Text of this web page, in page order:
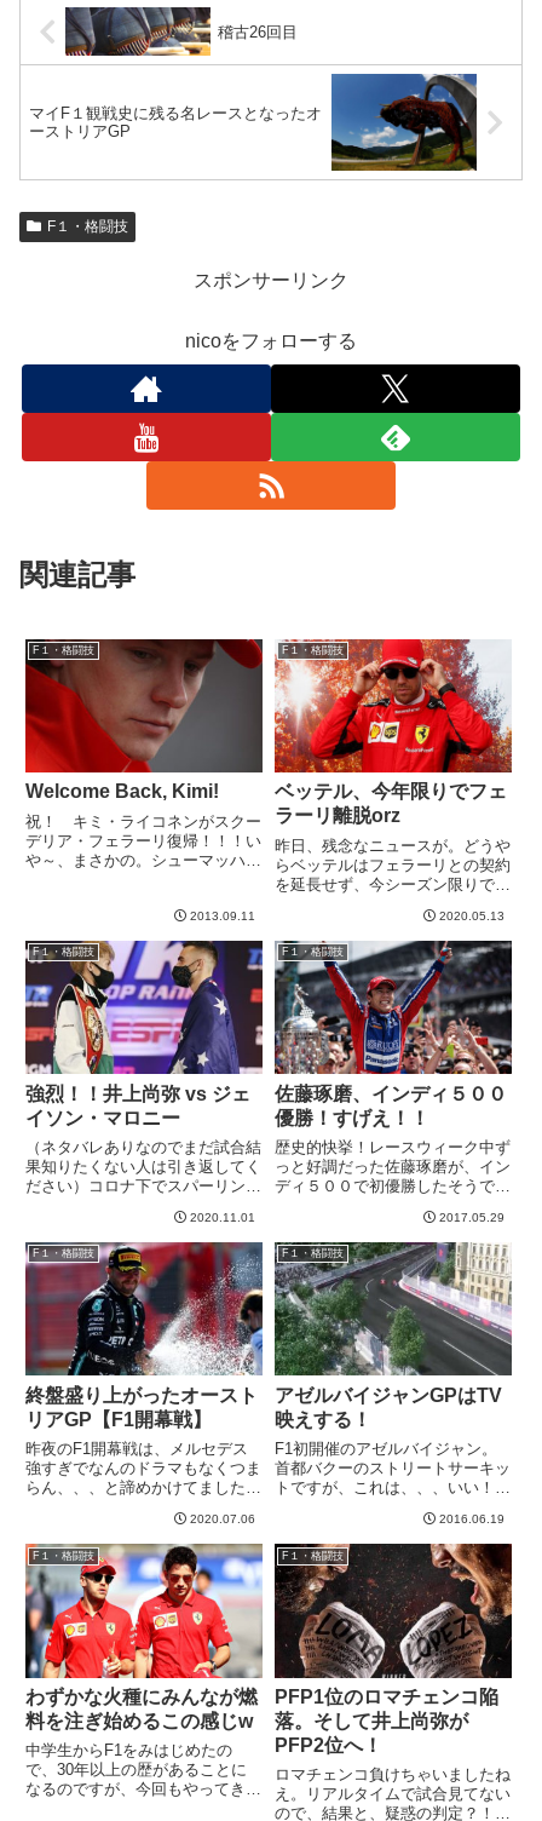
稽古26回目
マイF１観戦史に残る名レースとなったオ
ーストリアGP
F１・格闘技
スポンサーリンク
nicoをフォローする
関連記事
F１・格闘技
Welcome Back, Kimi!
祝！ キミ・ライコネンがスクー
デリア・フェラーリ復帰！！！い
や～、まさかの。シューマッハ＋
るか、あるいはベテランと若手と
いうように差をつけてきたフェラ
ーリ。あえて今回に近いもの...
2013.09.11
F１・格闘技
ベッテル、今年限りでフェ
ラーリ離脱orz
昨日、残念なニュースが。どうや
らベッテルはフェラーリとの契約
を延長せず、今シーズン限りで離
ェラーリを再度王者にできるか
も、、、という期待感はあったの
ですが、残念ながらベッテルの５
年間は、チャンピオンシップとい
う...
2020.05.13
F１・格闘技
強烈！！井上尚弥 vs ジェ
イソン・マロニー
（ネタバレありなのでまだ試合結
果知りたくない人は引き返してく
ださい）コロナ下でスパーリング
自由、海外の試合、パッキャオの
ような真のスーパースターへの新
たなスタートとして周囲の巨大な
期待を背負いながらの聖地ラス
ベ...
2020.11.01
F１・格闘技
佐藤琢磨、インディ５００
優勝！すげえ！！
歴史的快挙！レースウィーク中ず
っと好調だった佐藤琢磨が、イン
ディ５００で初優勝したそうで
かったので、ニュースなどで情報
を漁っている状態です^^リードを
取るドライバーがなんども入れ替
わるという稀に見る接戦だった
そ...
2017.05.29
F１・格闘技
終盤盛り上がったオースト
リアGP【F1開幕戦】
昨夜のF1開幕戦は、メルセデス
強すぎでなんのドラマもなくつま
らん、、、と諦めかけてました
ー。トラブルでペースをあげられ
ないメルセデス２台にニュータイ
ヤを装着した若手が挑みかかり、
表彰台をかけた戦いが熱かったで
す...
2020.07.06
F１・格闘技
アゼルバイジャンGPはTV
映えする！
F1初開催のアゼルバイジャン。
首都バクーのストリートサーキッ
トですが、これは、、、いい！ス
最高速が出ます。単独走行で
349km/h出してるドライバーがい
ます。DRS等使って369km/hとか
出たみたいです。恐る...
2016.06.19
F１・格闘技
わずかな火種にみんなが燃
料を注ぎ始めるこの感じw
中学生からF1をみはじめたの
で、30年以上の歴があることに
なるのですが、今回もやってきま
F１・格闘技
PFP1位のロマチェンコ陥
落。そして井上尚弥が
PFP2位へ！
ロマチェンコ負けちゃいましたね
え。リアルタイムで試合見てない
ので、結果と、疑惑の判定？！み